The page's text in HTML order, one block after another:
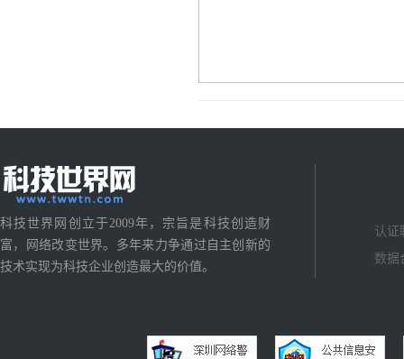
科技世界网创立于2009年，宗旨是科技创造财
富，网络改变世界。多年来力争通过自主创新的
技术实现为科技企业创造最大的价值。
认证
数据